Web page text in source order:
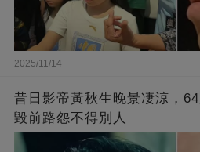
2025/11/14
昔日影帝黃秋生晚景凄涼，
毀前路怨不得別人